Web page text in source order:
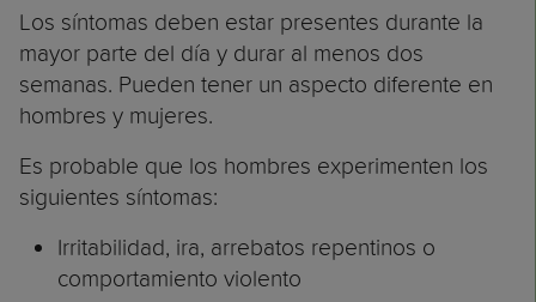
Los síntomas deben estar presentes durante la
mayor parte del día y durar al menos dos
semanas. Pueden tener un aspecto diferente en
hombres y mujeres.
Es probable que los hombres experimenten los
siguientes síntomas:
Irritabilidad, ira, arrebatos repentinos o
comportamiento violento